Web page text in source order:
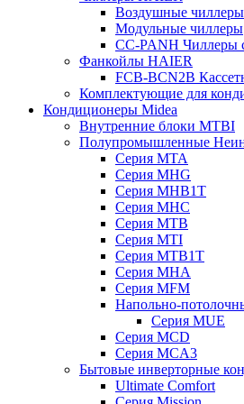
Воздушные чиллеры
Модульные чиллеры
CC-PANH Чиллеры
Фанкойлы HAIER
FCB-BCN2B
Комплектующие для
Кондиционеры Midea
Внутренние блоки MTBI
Полупромышленные
Серия MTA
Серия MHG
Серия MHB1T
Серия MHC
Серия MTB
Серия MTI
Серия MTB1T
Серия MHA
Серия MFM
Напольно-
Серия MUE
Серия MCD
Серия MCA3
Бытовые инверторные
Ultimate Comfort